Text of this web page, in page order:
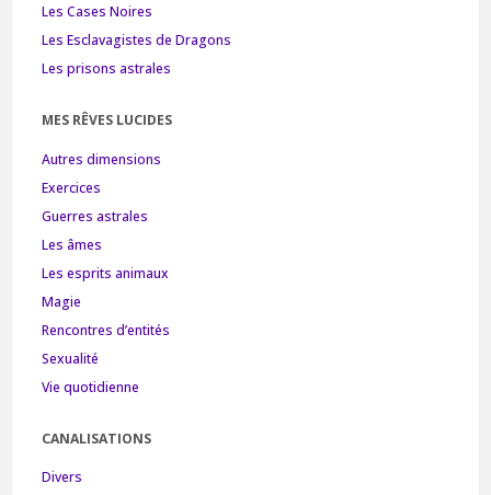
Les Cases Noires
Les Esclavagistes de Dragons
Les prisons astrales
MES RÊVES LUCIDES
Autres dimensions
Exercices
Guerres astrales
Les âmes
Les esprits animaux
Magie
Rencontres d’entités
Sexualité
Vie quotidienne
CANALISATIONS
Divers